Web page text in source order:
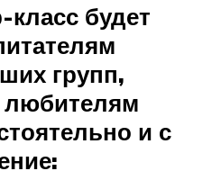
будет
групп,
любителям
и с